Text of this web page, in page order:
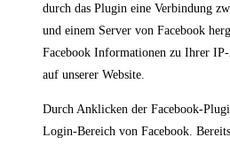
durch das Plugin eine Verbindung
und einem Server von Facebook
Facebook Informationen zu Ihrer IP-
auf unserer Website.
Durch Anklicken der Facebook-
Login-Bereich von Facebook.